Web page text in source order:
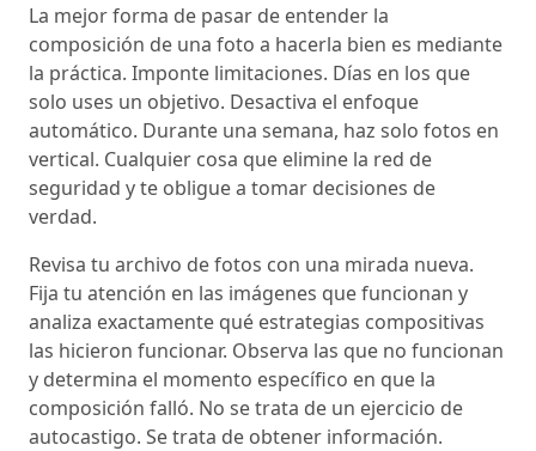
La mejor forma de pasar de entender la
composición de una foto a hacerla bien es mediante
la práctica. Imponte limitaciones. Días en los que
solo uses un objetivo. Desactiva el enfoque
automático. Durante una semana, haz solo fotos en
vertical. Cualquier cosa que elimine la red de
seguridad y te obligue a tomar decisiones de
verdad.
Revisa tu archivo de fotos con una mirada nueva.
Fija tu atención en las imágenes que funcionan y
analiza exactamente qué estrategias compositivas
las hicieron funcionar. Observa las que no funcionan
y determina el momento específico en que la
composición falló. No se trata de un ejercicio de
autocastigo. Se trata de obtener información.